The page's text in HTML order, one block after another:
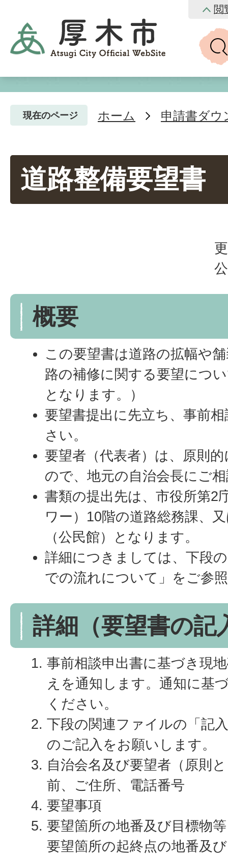
閲
現在のページ ホーム 申請書ダウ
道路整備要望書
概要
この要望書は道路の拡幅や
路の補修に関する要望につ
となります。）
要望書提出に先立ち、事前
さい。
要望者（代表者）は、原則
ので、地元の自治会長にご
書類の提出先は、市役所第2
ワー）10階の道路総務課、
（公民館）となります。
詳細につきましては、下段
での流れについて」をご参
詳細（要望書の記
事前相談申出書に基づき現
えを通知します。通知に基
ください。
下段の関連ファイルの「記
のご記入をお願いします。
自治会名及び要望者（原則
前、ご住所、電話番号
要望事項
要望箇所の地番及び目標物等
要望箇所の起終点の地番及